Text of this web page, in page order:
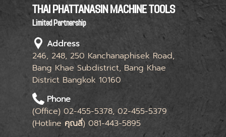
THAI PHATTANASIN MACHINE TOOLS
Limited Partnership
Address
246, 248, 250 Kanchanaphisek Road,
Bang Khae Subdistrict, Bang Khae
District Bangkok 10160
Phone
(Office) 02-455-5378, 02-455-5379
(Hotline คุณลี่) 081-443-5895